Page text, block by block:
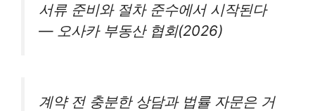
서류 준비와 절차 준수에서 시작된다
— 오사카 부동산 협회(2026)
계약 전 충분한 상담과 법률 자문은 거